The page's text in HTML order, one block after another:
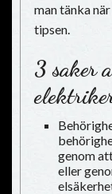
man tänka
tipsen.
3 saker
genom
eller